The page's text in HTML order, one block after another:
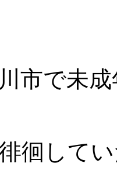
市で未
徊して